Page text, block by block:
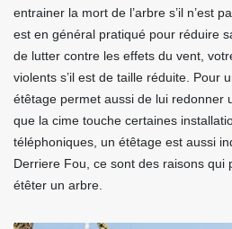
entrainer la mort de l’arbre s’il n’est
est en général pratiqué pour réduire
de lutter contre les effets du vent,
violents s’il est de taille réduite. Pour
étêtage permet aussi de lui redonner
que la cime touche certaines
téléphoniques, un étêtage est aussi
Derriere Fou, ce sont des raisons qui
étêter un arbre.